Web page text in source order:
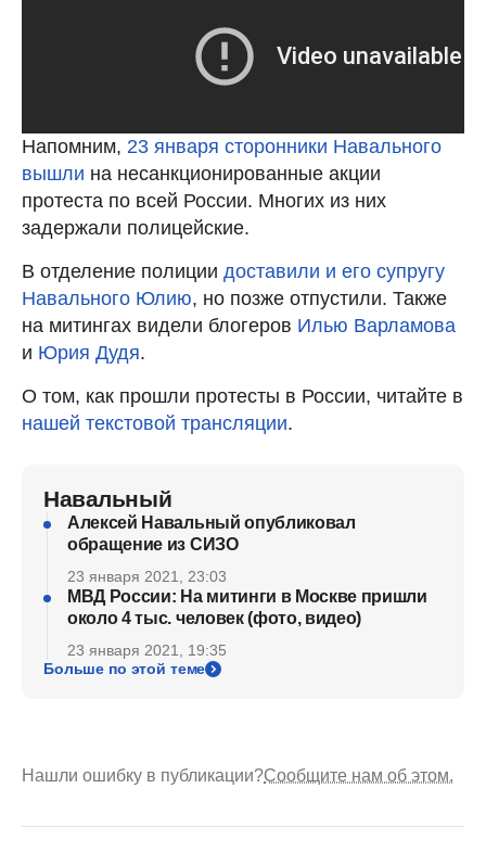
Напомним, 23 января сторонники Навального
вышли на несанкционированные акции
протеста по всей России. Многих из них
задержали полицейские.
В отделение полиции доставили и его супругу
Навального Юлию, но позже отпустили. Также
на митингах видели блогеров Илью Варламова
и Юрия Дудя.
О том, как прошли протесты в России, читайте в
нашей текстовой трансляции.
Навальный
Алексей Навальный опубликовал
обращение из СИЗО
23 января 2021, 23:03
МВД России: На митинги в Москве пришли
около 4 тыс. человек (фото, видео)
23 января 2021, 19:35
Больше по этой теме
Нашли ошибку в публикации?Сообщите нам об этом.